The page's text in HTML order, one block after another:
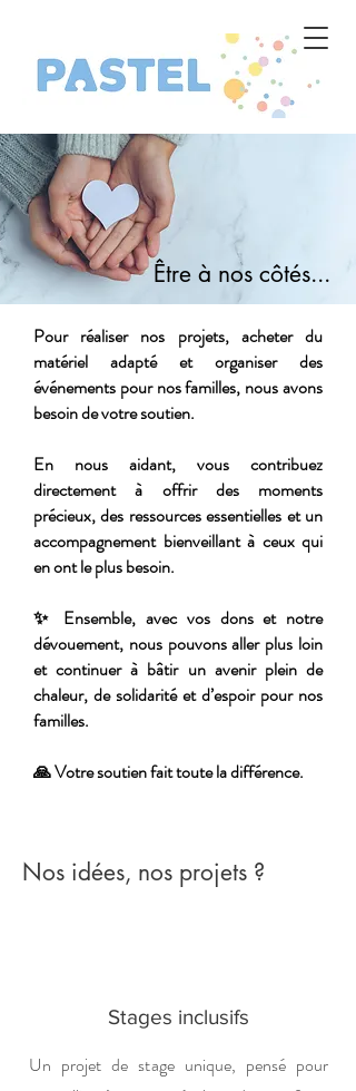
​Être à nos côtés...
Pour réaliser nos projets, acheter du
matériel adapté et organiser des
événements pour nos familles, nous avons
besoin de votre soutien.
En nous aidant, vous contribuez
directement à offrir des moments
précieux, des ressources essentielles et un
accompagnement bienveillant à ceux qui
en ont le plus besoin.
✨ Ensemble, avec vos dons et notre
dévouement, nous pouvons aller plus loin
et continuer à bâtir un avenir plein de
chaleur, de solidarité et d’espoir pour nos
familles.
🙏 Votre soutien fait toute la différence.
Nos idées, nos projets ?
Stages inclusifs
Un projet de stage unique, pensé pour